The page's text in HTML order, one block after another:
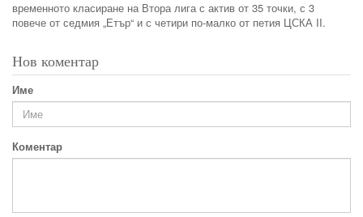
временното класиране на Втора лига с актив от 35 точки, с 3
повече от седмия „Етър“ и с четири по-малко от петия ЦСКА II.
Нов коментар
Име
Коментар